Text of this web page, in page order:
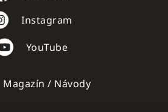
Instagram
YouTube
Magazín / Návody